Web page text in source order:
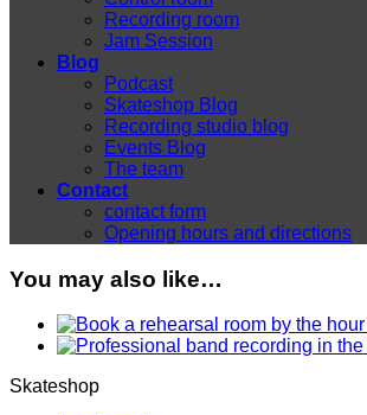
Recording room
Jam Session
Blog
Podcast
Skateshop Blog
Recording studio blog
Events Blog
The team
Contact
contact form
Opening hours and directions
You may also like…
Skateshop